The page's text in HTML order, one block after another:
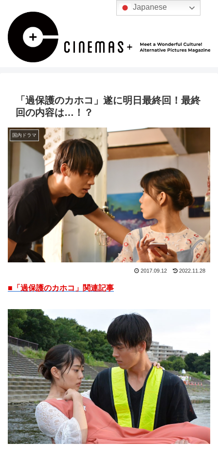
「過保護のカホコ」遂に明日最終回！最終
回の内容は…！？
国内ドラマ
2017.09.12 2022.11.28
■「過保護のカホコ」関連記事
Japanese